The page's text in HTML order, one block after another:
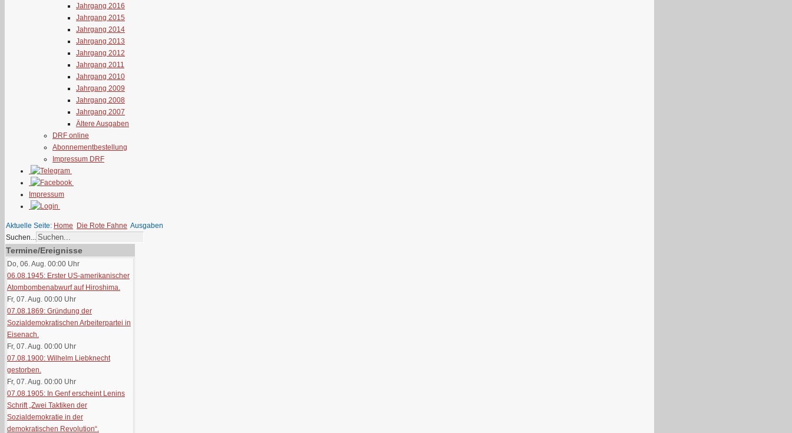
Jahrgang 2016
Jahrgang 2015
Jahrgang 2014
Jahrgang 2013
Jahrgang 2012
Jahrgang 2011
Jahrgang 2010
Jahrgang 2009
Jahrgang 2008
Jahrgang 2007
Ältere Ausgaben
DRF online
Abonnementbestellung
Impressum DRF
Impressum
Aktuelle Seite: Home Die Rote Fahne Ausgaben
Suchen...
Termine/Ereignisse
Do, 06. Aug. 00:00 Uhr
06.08.1945: Erster US-amerikanischer
Atombombenabwurf auf Hiroshima.
Fr, 07. Aug. 00:00 Uhr
07.08.1869: Gründung der
Sozialdemokratischen Arbeiterpartei in
Eisenach.
Fr, 07. Aug. 00:00 Uhr
07.08.1900: Wilhelm Liebknecht
gestorben.
Fr, 07. Aug. 00:00 Uhr
07.08.1905: In Genf erscheint Lenins
Schrift „Zwei Taktiken der
Sozialdemokratie in der
demokratischen Revolution“.